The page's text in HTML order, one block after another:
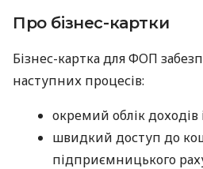
Про бізнес-картки
Бізнес-картка для ФОП
наступних процесів:
окремий облік доходів
швидкий доступ до
підприємницького